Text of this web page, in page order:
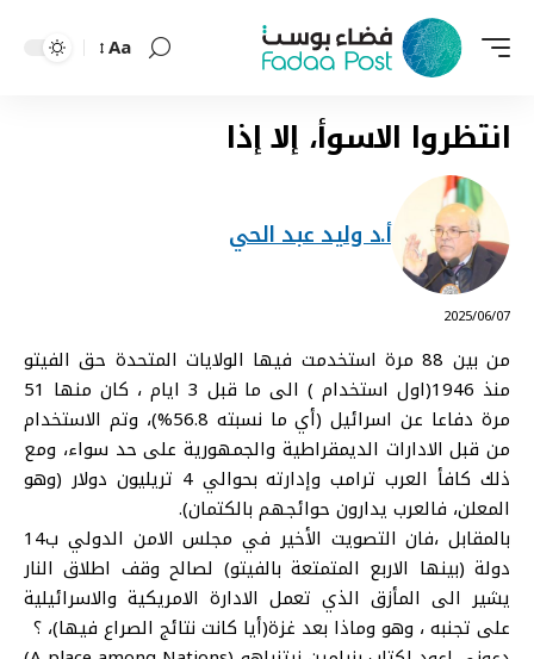
Font
Aa
انتظروا الاسوأ، إلا إذا
⠀ 2025/06/07
أ.د وليد عبد الحي
من بين 88 مرة استخدمت فيها الولايات المتحدة حق الفيتو
منذ 1946(اول استخدام ) الى ما قبل 3 ايام ، كان منها 51
مرة دفاعا عن اسرائيل (أي ما نسبته 56.8%)، وتم الاستخدام
من قبل الادارات الديمقراطية والجمهورية على حد سواء، ومع
ذلك كافأ العرب ترامب وإدارته بحوالي 4 تريليون دولار (وهو
المعلن، فالعرب يدارون حوائجهم بالكتمان).
بالمقابل ،فان التصويت الأخير في مجلس الامن الدولي ب14
دولة (بينها الاربع المتمتعة بالفيتو) لصالح وقف اطلاق النار
يشير الى المأزق الذي تعمل الادارة الامريكية والاسرائيلية
على تجنبه ، وهو وماذا بعد غزة(أيا كانت نتائج الصراع فيها)، ؟